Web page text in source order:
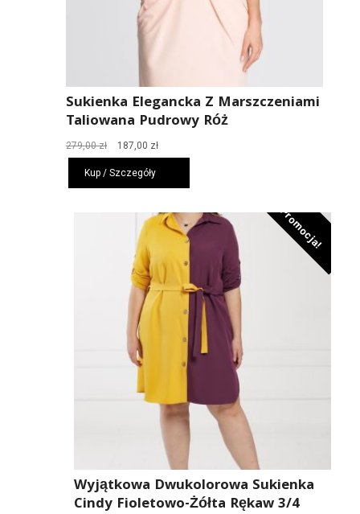
Sukienka Elegancka Z Marszczeniami
Taliowana Pudrowy Róż
279,00zł
Pierwotna
cena
wynosiła:
279,00 zł.
187,00 złAktualna
cena
187,00 zł.
Kup / Szczegóły
Promocja!
Wyjątkowa Dwukolorowa Sukienka
Cindy Fioletowo-Żółta Rękaw 3/4